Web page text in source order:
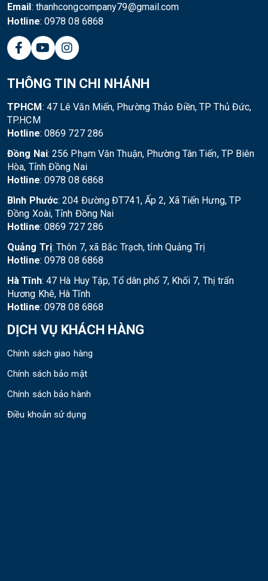
Email: thanhcongcompany79@gmail.com
Hotline: 0978 08 6868
THÔNG TIN CHI NHÁNH
TPHCM: 47 Lê Văn Miến, Phường Thảo Điền, TP Thủ Đức,
TP.HCM
Hotline: 0869 727 286
Đồng Nai: 256 Phạm Văn Thuận, Phường Tân Tiến, TP Biên
Hòa, Tỉnh Đồng Nai
Hotline: 0978 08 6868
Bình Phước: 204 Đường ĐT741, Ấp 2, Xã Tiến Hưng, TP
Đồng Xoài, Tỉnh Đồng Nai
Hotline: 0869 727 286
Quảng Trị: Thôn 7, xã Bắc Trạch, tỉnh Quảng Trị
Hotline: 0978 08 6868
Hà Tĩnh: 47 Hà Huy Tập, Tổ dân phố 7, Khối 7, Thị trấn
Hương Khê, Hà Tĩnh
Hotline: 0978 08 6868
DỊCH VỤ KHÁCH HÀNG
Chính sách giao hàng
Chính sách bảo mật
Chính sách bảo hành
Điều khoản sử dụng